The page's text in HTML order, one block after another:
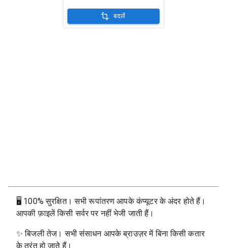
बदलें
🖥 100% सुरक्षित। सभी रूपांतरण आपके कंप्यूटर के अंदर होते हैं।
आपकी फ़ाइलें किसी सर्वर पर नहीं भेजी जाती हैं।
✨बिजली तेज। सभी संसाधन आपके ब्राउज़र में बिना किसी कतार
के तुरंत हो जाते हैं।